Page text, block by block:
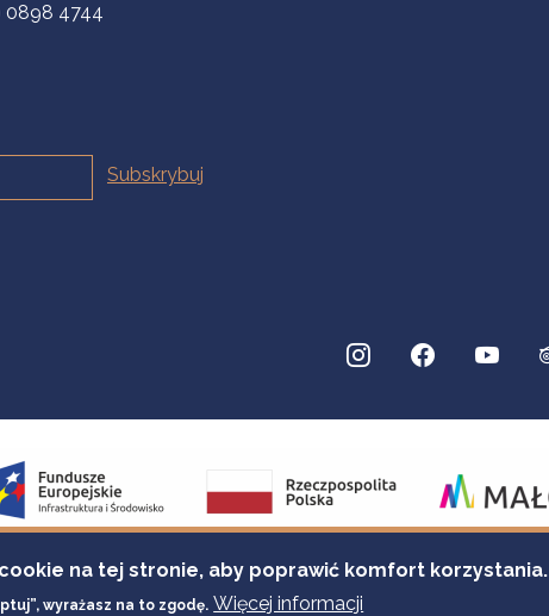
0898 4744
na tej stronie, aby poprawić komfort korzystania.
wyrażasz na to zgodę. Więcej informacji